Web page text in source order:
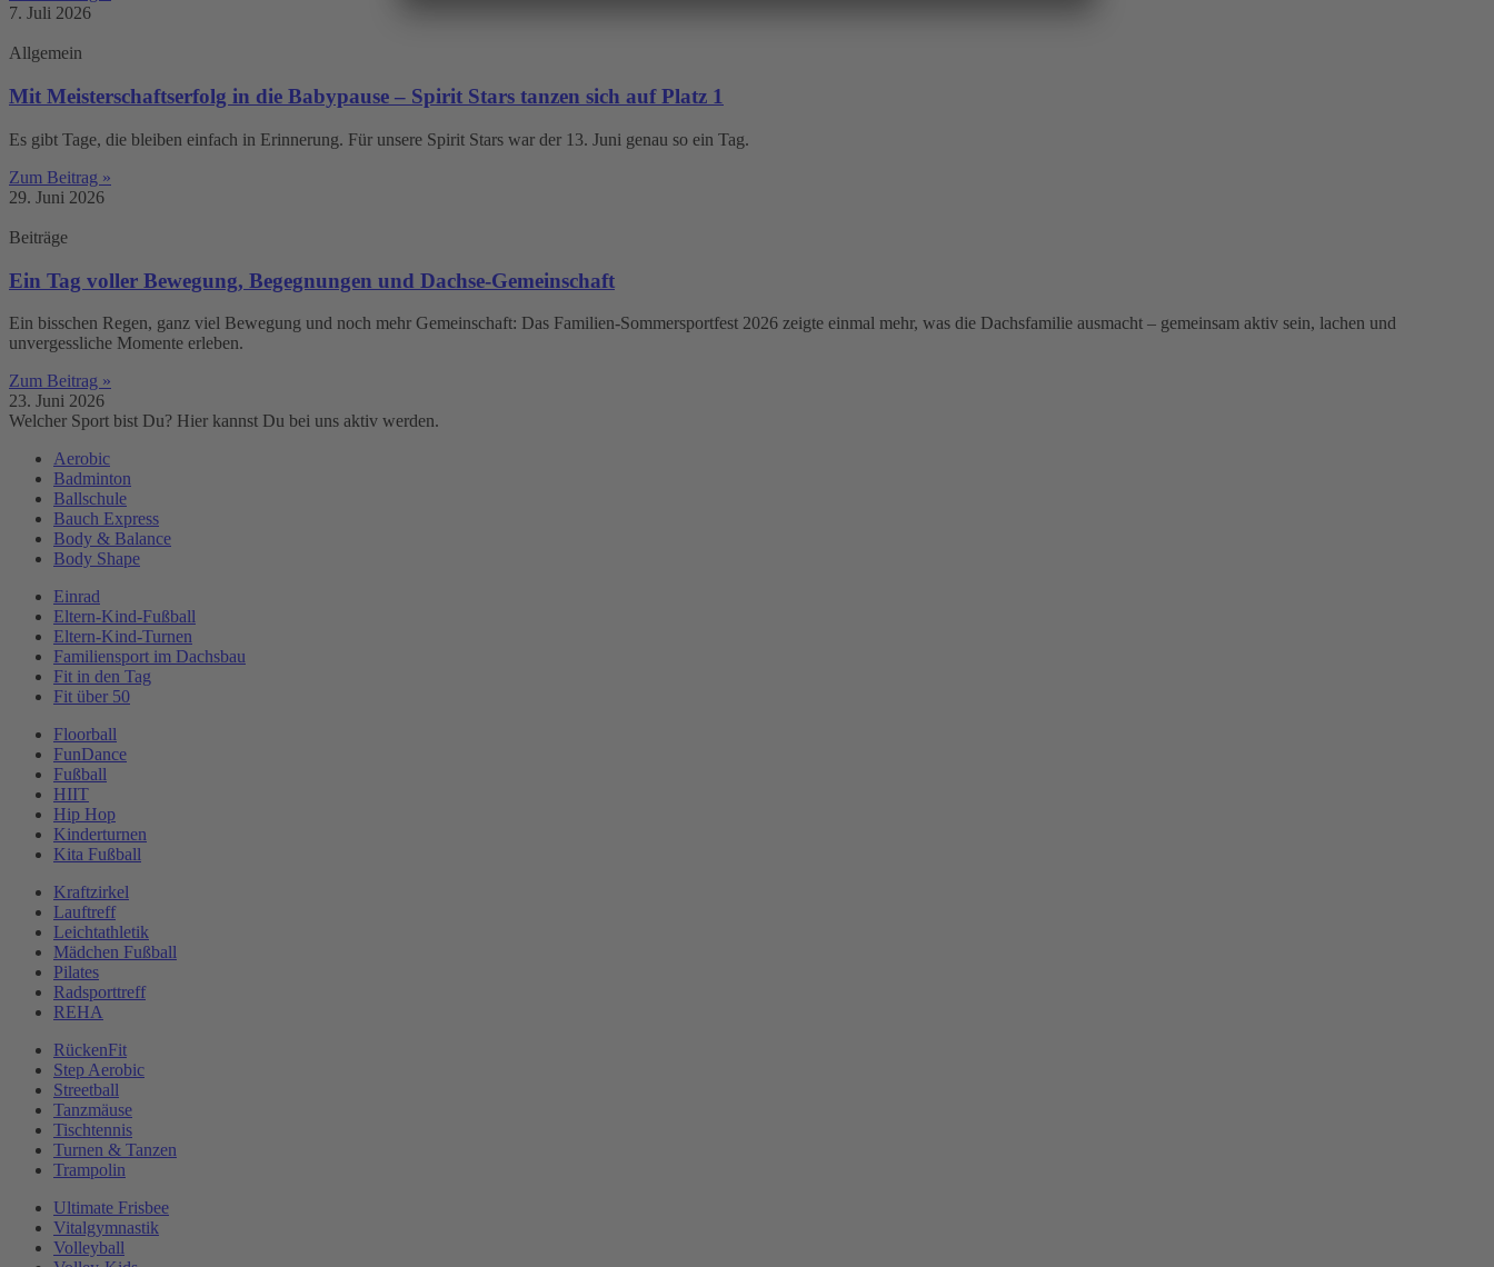
7. Juli 2026
Allgemein
Mit Meisterschaftserfolg in die Babypause – Spirit Stars tanzen sich auf Platz 1
Es gibt Tage, die bleiben einfach in Erinnerung. Für unsere Spirit Stars war der 13. Juni genau so ein Tag.
Zum Beitrag »
29. Juni 2026
Beiträge
Ein Tag voller Bewegung, Begegnungen und Dachse-Gemeinschaft
Ein bisschen Regen, ganz viel Bewegung und noch mehr Gemeinschaft: Das Familien-Sommersportfest 2026 zeigte einmal mehr, was die Dachsfamilie ausmacht – gemeinsam aktiv sein, lachen und
unvergessliche Momente erleben.
Zum Beitrag »
23. Juni 2026
Welcher Sport bist Du? Hier kannst Du bei uns aktiv werden.
Aerobic
Badminton
Ballschule
Bauch Express
Body & Balance
Body Shape
Einrad
Eltern-Kind-Fußball
Eltern-Kind-Turnen
Familiensport im Dachsbau
Fit in den Tag
Fit über 50
Floorball
FunDance
Fußball
HIIT
Hip Hop
Kinderturnen
Kita Fußball
Kraftzirkel
Lauftreff
Leichtathletik
Mädchen Fußball
Pilates
Radsporttreff
REHA
RückenFit
Step Aerobic
Streetball
Tanzmäuse
Tischtennis
Turnen & Tanzen
Trampolin
Ultimate Frisbee
Vitalgymnastik
Volleyball